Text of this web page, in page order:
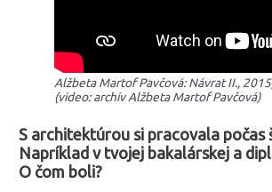
Alžbeta Martof Pavčová: Návrat II.,
(video: archív Alžbeta Martof Pavčová)
S architektúrou si pracovala počas
Napríklad v tvojej bakalárskej a
O čom boli?